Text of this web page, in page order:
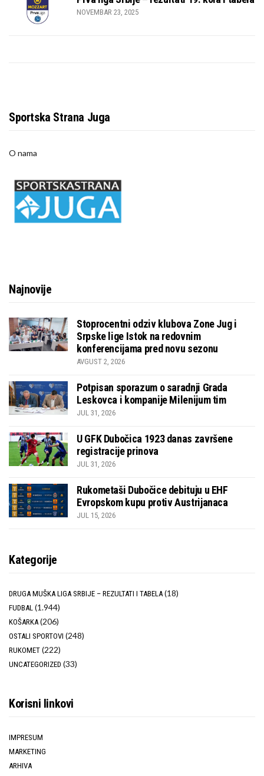
NOVEMBAR 23, 2025
Sportska Strana Juga
O nama
Najnovije
Stoprocentni odziv klubova Zone Jug i
Srpske lige Istok na redovnim
konferencijama pred novu sezonu
AVGUST 2, 2026
Potpisan sporazum o saradnji Grada
Leskovca i kompanije Milenijum tim
JUL 31, 2026
U GFK Dubočica 1923 danas završene
registracije prinova
JUL 31, 2026
Rukometaši Dubočice debituju u EHF
Evropskom kupu protiv Austrijanaca
JUL 15, 2026
Kategorije
DRUGA MUŠKA LIGA SRBIJE – REZULTATI I TABELA (18)
FUDBAL (1.944)
KOŠARKA (206)
OSTALI SPORTOVI (248)
RUKOMET (222)
UNCATEGORIZED (33)
Korisni linkovi
IMPRESUM
MARKETING
ARHIVA